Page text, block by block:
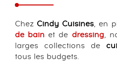
Chez Cindy Cuisines, en
de bain et de dressing,
larges collections de
tous les budgets.